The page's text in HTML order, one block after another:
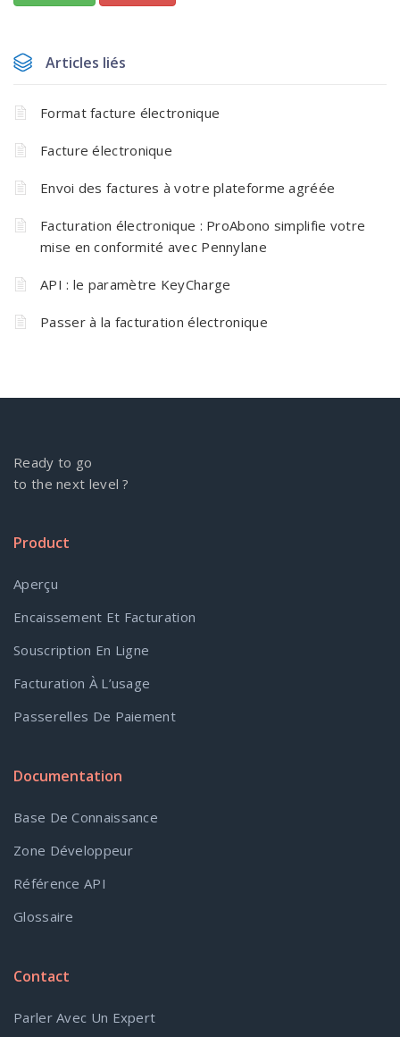
Articles liés
Format facture électronique
Facture électronique
Envoi des factures à votre plateforme agréée
Facturation électronique : ProAbono simplifie votre
mise en conformité avec Pennylane
API : le paramètre KeyCharge
Passer à la facturation électronique
Ready to go
to the next level ?
Product
Aperçu
Encaissement Et Facturation
Souscription En Ligne
Facturation À L’usage
Passerelles De Paiement
Documentation
Base De Connaissance
Zone Développeur
Référence API
Glossaire
Contact
Parler Avec Un Expert